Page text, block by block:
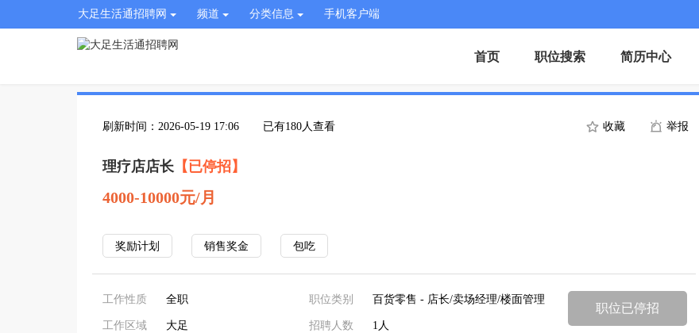
大足生活通招聘网 频道 分类信息 手机客户端
首页 职位搜索 简历中心
刷新时间：2026-05-19 17:06 已有180人查看 收藏 举报
理疗店店长 【已停招】
4000-10000元/月
奖励计划 销售奖金 包吃
工作性质 全职
工作区域 大足
职位类别 百货零售 - 店长/卖场经理/楼面管理
招聘人数 1人
职位已停招